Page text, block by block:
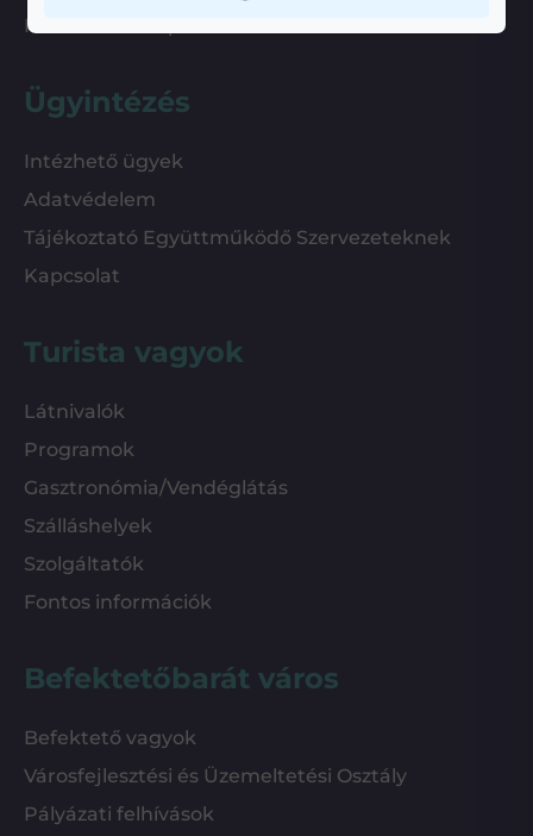
Nemzetközi kapcsolatok
Ügyintézés
Intézhető ügyek
Adatvédelem
Tájékoztató Együttműködő Szervezeteknek
Kapcsolat
Turista vagyok
Látnivalók
Programok
Gasztronómia/Vendéglátás
Szálláshelyek
Szolgáltatók
Fontos információk
Befektetőbarát város
Befektető vagyok
Városfejlesztési és Üzemeltetési Osztály
Pályázati felhívások